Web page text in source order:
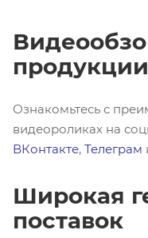
продукции
Ознакомьтесь с
видеороликах на
ВКонтакте, Телеграм
Широкая
поставок